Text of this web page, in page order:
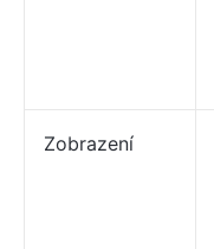
Zobrazení